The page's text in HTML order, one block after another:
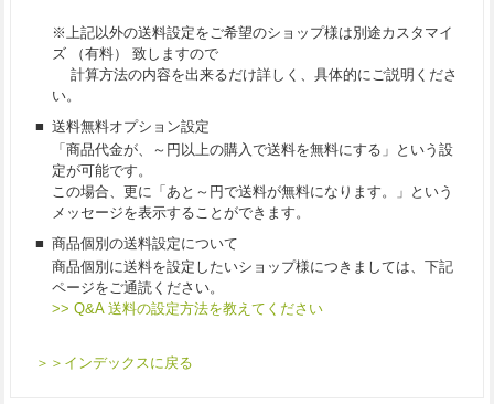
※上記以外の送料設定をご希望のショップ様は別途カスタマイ
ズ （有料） 致しますので
計算方法の内容を出来るだけ詳しく、具体的にご説明くださ
い。
■ 送料無料オプション設定
「商品代金が、～円以上の購入で送料を無料にする」という設
定が可能です。
この場合、更に「あと～円で送料が無料になります。」という
メッセージを表示することができます。
■ 商品個別の送料設定について
商品個別に送料を設定したいショップ様につきましては、下記
ページをご通読ください。
>> Q&A 送料の設定方法を教えてください
＞＞インデックスに戻る